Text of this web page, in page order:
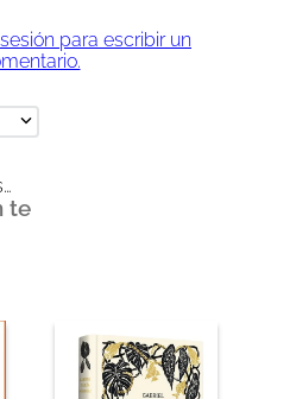
para escribir un
te